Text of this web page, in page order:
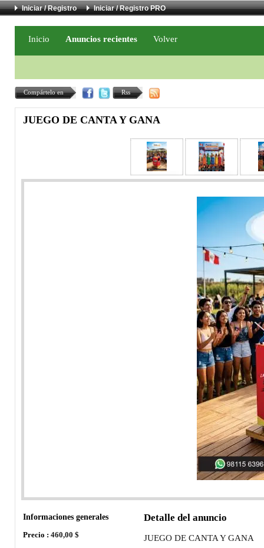
Iniciar / Registro Iniciar / Registro PRO
Inicio Anuncios recientes Volver
Compártelo en Rss
JUEGO DE CANTA Y GANA
Informaciones generales
Precio : 460,00 $
Detalle del anuncio
JUEGO DE CANTA Y GANA